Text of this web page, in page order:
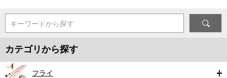
キーワードから探す
カテゴリから探す
フライ